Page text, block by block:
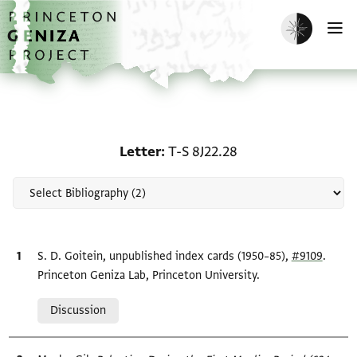
Skip to main content
home
Enable dark
Letter T-S 8J22.28
Bibliographic citation
S. D. Goitein, unpublished index cards (1950–85), #9109.
Princeton Geniza Lab, Princeton University.
Discussion